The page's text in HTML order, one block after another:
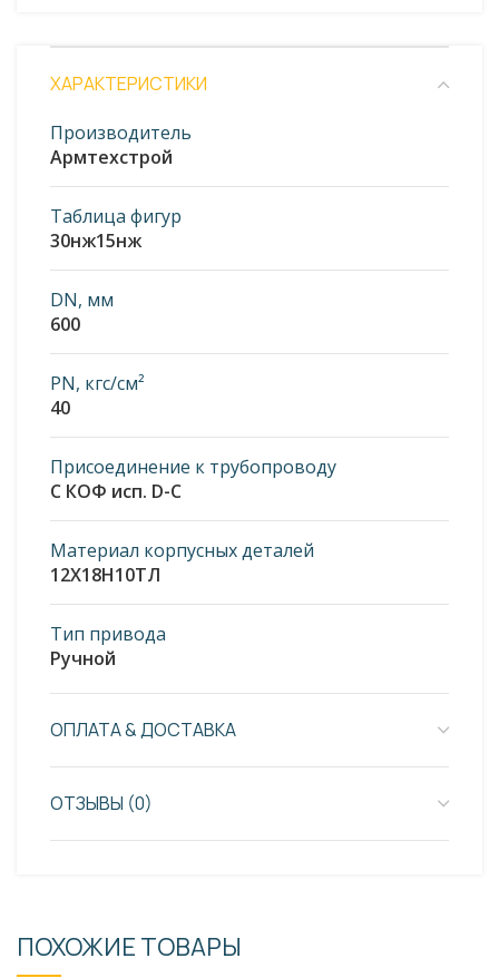
ХАРАКТЕРИСТИКИ
Производитель
Армтехстрой
Таблица фигур
30нж15нж
DN, мм
600
PN, кгс/см²
40
Присоединение к трубопроводу
С КОФ исп. D-C
Материал корпусных деталей
12Х18Н10ТЛ
Тип привода
Ручной
ОПЛАТА & ДОСТАВКА
ОТЗЫВЫ (0)
ПОХОЖИЕ ТОВАРЫ